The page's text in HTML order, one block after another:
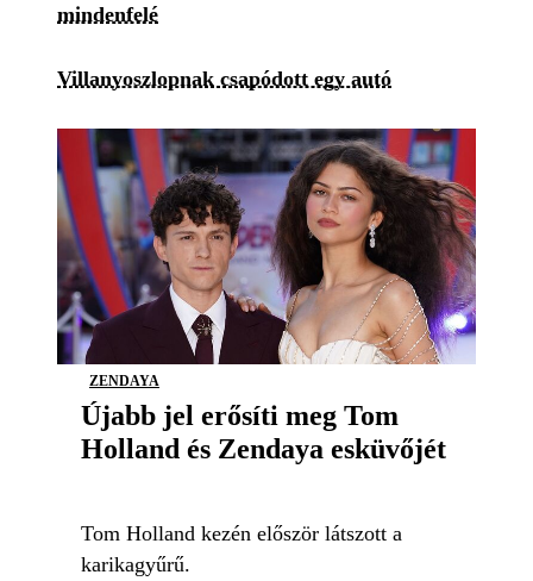
mindenfelé
Villanyoszlopnak csapódott egy autó
ZENDAYA
Újabb jel erősíti meg Tom
Holland és Zendaya esküvőjét
Tom Holland kezén először látszott a
karikagyűrű.